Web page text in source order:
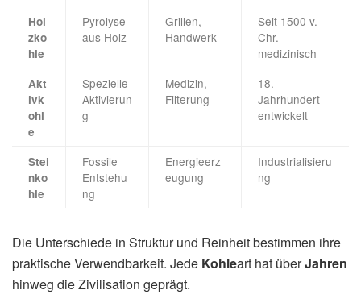
Hol
zko
hle
Pyrolyse
aus Holz
Grillen,
Handwerk
Seit 1500 v.
Chr.
medizinisch
Akt
ivk
ohl
e
Spezielle
Aktivierun
g
Medizin,
Filterung
18.
Jahrhundert
entwickelt
Stei
nko
hle
Fossile
Entstehu
ng
Energieerz
eugung
Industrialisieru
ng
Die Unterschiede in Struktur und Reinheit bestimmen ihre
praktische Verwendbarkeit. Jede Kohleart hat überJahren
hinweg die Zivilisation geprägt.